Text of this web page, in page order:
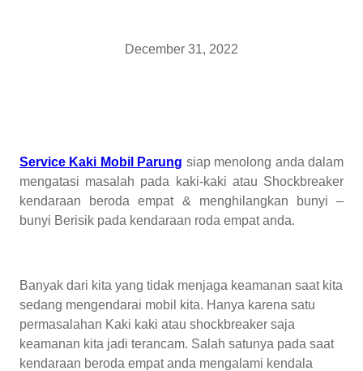
December 31, 2022
Service Kaki Mobil Parung siap menolong anda dalam
mengatasi masalah pada kaki-kaki atau Shockbreaker
kendaraan beroda empat & menghilangkan bunyi –
bunyi Berisik pada kendaraan roda empat anda.
Banyak dari kita yang tidak menjaga keamanan saat kita
sedang mengendarai mobil kita. Hanya karena satu
permasalahan Kaki kaki atau shockbreaker saja
keamanan kita jadi terancam. Salah satunya pada saat
kendaraan beroda empat anda mengalami kendala